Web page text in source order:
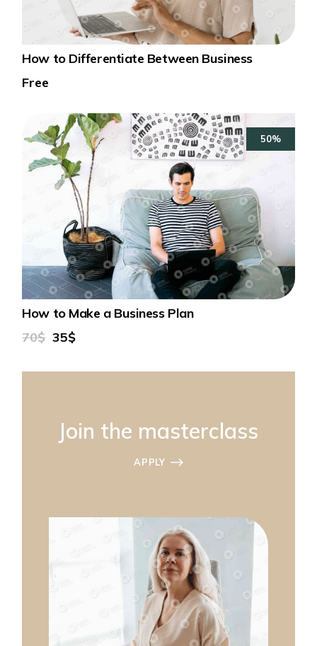
How to Differentiate Between Business
Free
50%
How to Make a Business Plan
70$ 35$
Join the masterclass
APPLY